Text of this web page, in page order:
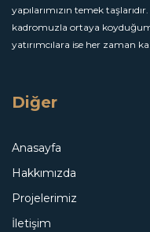
yapılarımızın temek
kadromuzla ortaya
yatırımcılara ise her zaman
Diğer
Anasayfa
Hakkımızda
Projelerimiz
İletişim